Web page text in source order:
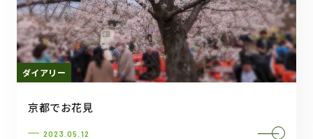
ダイアリー
京都でお花見
2023.05.12